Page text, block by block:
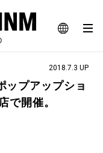
JA
EN
SNAP
イルWEBマガジン
2018.7.3 UP
ップアップショ
で開催。